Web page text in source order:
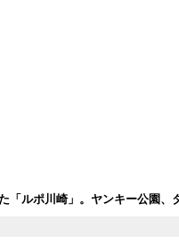
「ルポ川崎」。ヤンキー公園